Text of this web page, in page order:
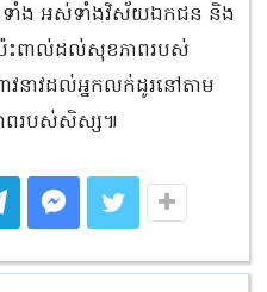
ទាំង អស់ទាំងវិស័យឯកជន និង
ប៉ះពាល់ដល់សុខភាពរបស់
នាវដល់អ្នកលក់ដូរនៅតាម
ាពរបស់សិស្ស៕